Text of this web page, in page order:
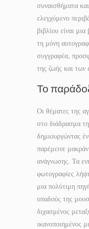
συναισθήματα
ελεγχόμενο
βιβλίου είναι
τη μόνη
συγγραφέα,
της ζωής και των
Το
Οι θέματες της
στο διάδρασμα
δημιουργώντας
παρέμεινε
ανάγνωσης. Τα
φωτογραφίες
μια πολύτιμη
οπαδούς της
διχασμένος
ικανοποιημένος